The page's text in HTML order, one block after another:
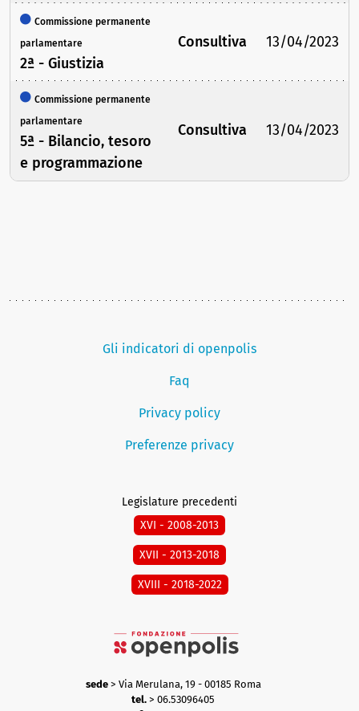
Commissione permanente
parlamentare
2ª - Giustizia
Consultiva 13/04/2023
Commissione permanente
parlamentare
5ª - Bilancio, tesoro
e programmazione
Consultiva 13/04/2023
Gli indicatori di openpolis
Faq
Privacy policy
Preferenze privacy
Legislature precedenti
XVI - 2008-2013
XVII - 2013-2018
XVIII - 2018-2022
sede> Via Merulana, 19 - 00185 Roma
tel. > 06.53096405